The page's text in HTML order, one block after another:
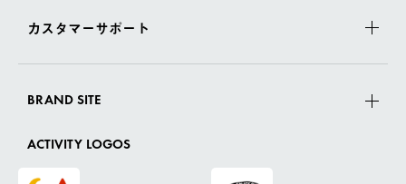
カスタマーサポート
BRAND SITE
ACTIVITY LOGOS